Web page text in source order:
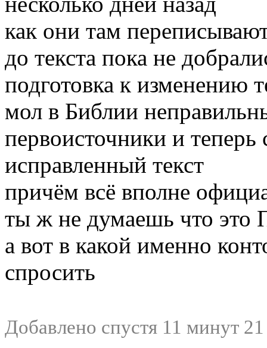
как они там
до текста пока не
подготовка к изменению
мол в Библии
первоисточники и теперь
исправленный текст
причём всё вполне
ты ж не думаешь что это
а вот в какой именно
спросить
Добавлено спустя 11 минут